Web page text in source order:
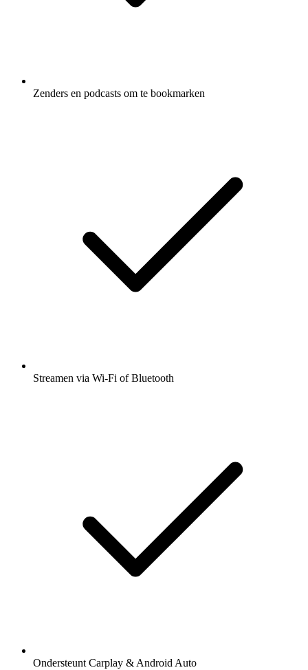
Zenders en podcasts om te bookmarken
Streamen via Wi-Fi of Bluetooth
Ondersteunt Carplay & Android Auto